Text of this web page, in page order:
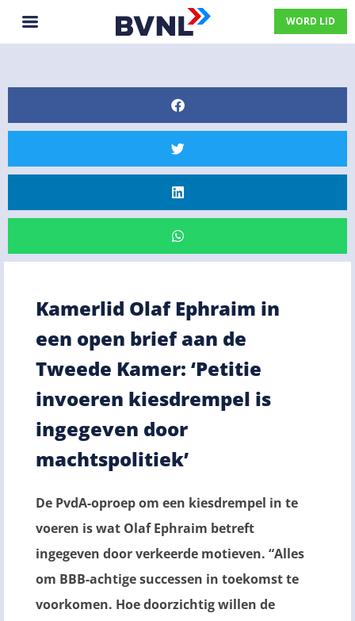
WORD LID
Kamerlid Olaf Ephraim in
een open brief aan de
Tweede Kamer: ‘Petitie
invoeren kiesdrempel is
ingegeven door
machtspolitiek’
De PvdA-oproep om een kiesdrempel in te
voeren is wat Olaf Ephraim betreft
ingegeven door verkeerde motieven. “Alles
om BBB-achtige successen in toekomst te
voorkomen. Hoe doorzichtig willen de